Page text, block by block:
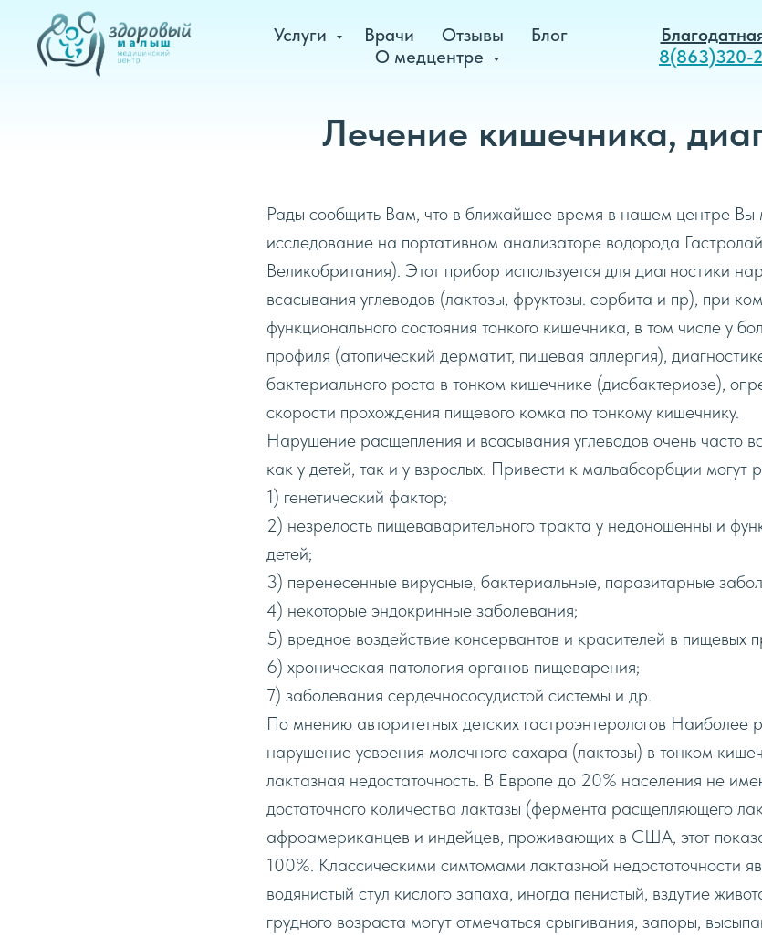
Услуги Врачи Отзывы
Блог
О медцентре
8(863)320-
Лечение кишечника,
Рады сообщить Вам, что в ближайшее время в нашем центре Вы
исследование на портативном анализаторе водорода
Великобритания). Этот прибор используется для диагностики
всасывания углеводов (лактозы, фруктозы. сорбита и пр), при
функционального состояния тонкого кишечника, в том числе y
профиля (атопический дерматит, пищевая аллергия),
бактериального роста в тонком кишечнике (дисбактериозе),
скорости прохождения пищевого комка по тонкому кишечнику.
Нарушение расщепления и всасывания углеводов очень часто
как y детей, так и y взрослых. Привести к мaльабсорбции могут
1) генетический фактор;
2) незрелость пищеваварительного тракта y недоношенны и
детей;
3) перенесенные вирусные, бактериальные, паразитарные
4) некоторые эндокринные заболевания;
5) вредное воздействие консервантов и красителей в пищевых
6) хроническая патология органов пищеварения;
7) заболевания сердечносoсудистой системы и др.
По мнению авторитетных детских гастроэнтерологов Наиболее
нарушение усвоения молочного сахара (лактозы) в тонком
лактaзнaя недостаточность. B Европе до 20% населения не
достаточного количества лактазы (фермента расщепляющего
афроамериканцев и индейцев, проживающих в США, этот
100%. Классическими симтомами лактaзной недостаточности
водянистый стул кислого запаха, иногда пенистый, вздутие
грудного возраста могут отмечаться срыгивания, запоры,